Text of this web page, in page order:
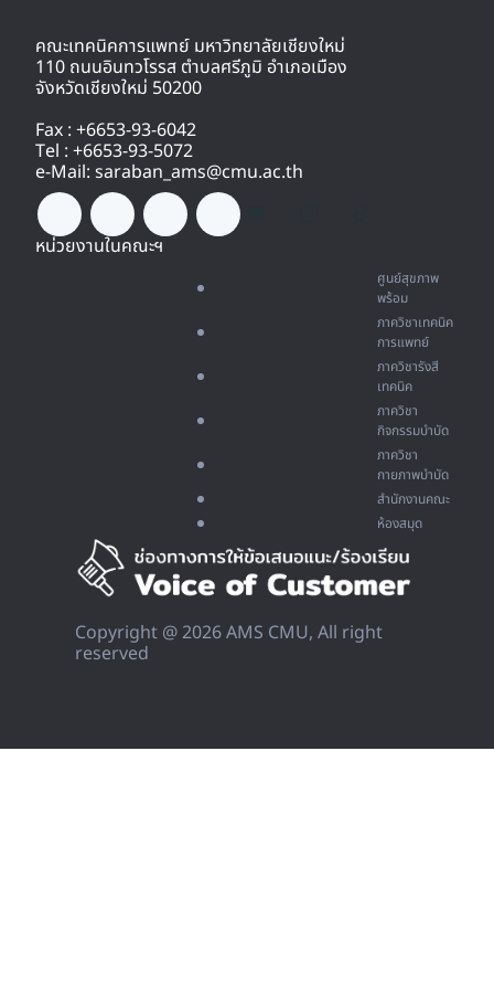
คณะเทคนิคการแพทย์ มหาวิทยาลัยเชียงใหม่
110 ถนนอินทวโรรส ตำบลศรีภูมิ อำเภอเมือง
จังหวัดเชียงใหม่ 50200
Fax : +6653-93-6042
Tel : +6653-93-5072
e-Mail: saraban_ams@cmu.ac.th
หน่วยงานในคณะฯ
ศูนย์สุขภาพ
พร้อม
ภาควิชาเทคนิค
การแพทย์
ภาควิชารังสี
เทคนิค
ภาควิชา
กิจกรรมบำบัด
ภาควิชา
กายภาพบำบัด
สำนักงานคณะ
ห้องสมุด
Copyright @ 2026 AMS CMU, All right
reserved